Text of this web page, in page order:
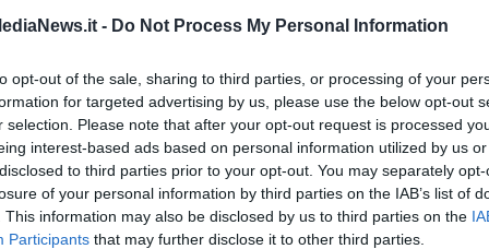
- Do Not Process My Personal Information
opt-out of the sale, sharing to third parties, or processing of your
for targeted advertising by us, please use the below opt-out
selection. Please note that after your opt-out request is processed
interest-based ads based on personal information utilized by us
to third parties prior to your opt-out. You may separately
of your personal information by third parties on the IAB’s list of
This information may also be disclosed by us to third parties on the
Participants that may further disclose it to other third parties.
finale di Danza in fiera
Macario
VENERDÌ08 MAGGIO 2015 ORE 16:53
danzatrice aretina nell'accademia della